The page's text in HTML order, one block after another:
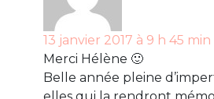
13 janvier 2017 à 9 h 45 min
Merci Hélène 🙂
Belle année pleine